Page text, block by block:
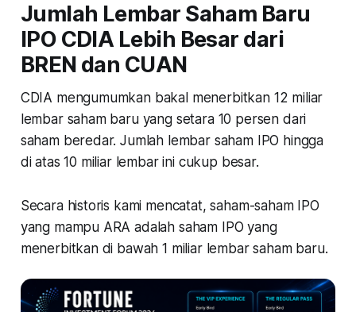
Jumlah Lembar Saham Baru
IPO CDIA Lebih Besar dari
BREN dan CUAN
CDIA mengumumkan bakal menerbitkan 12 miliar
lembar saham baru yang setara 10 persen dari
saham beredar. Jumlah lembar saham IPO hingga
di atas 10 miliar lembar ini cukup besar.
Secara historis kami mencatat, saham-saham IPO
yang mampu ARA adalah saham IPO yang
menerbitkan di bawah 1 miliar lembar saham baru.